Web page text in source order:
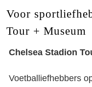
Voor
Tour + Museum
Chelsea Stadion
Voetballiefhebbers